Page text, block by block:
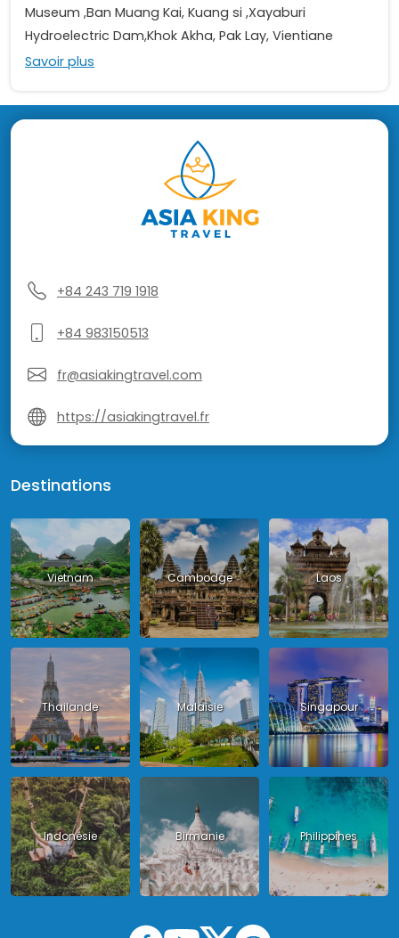
Museum ,Ban Muang Kai, Kuang si ,Xayaburi
Hydroelectric Dam,Khok Akha, Pak Lay, Vientiane
Savoir plus
+84 243 719 1918
+84 983150513
fr@asiakingtravel.com
https://asiakingtravel.fr
Destinations
Vietnam Cambodge Laos
Thailande Malaisie Singapour
Indonésie Birmanie Philippines